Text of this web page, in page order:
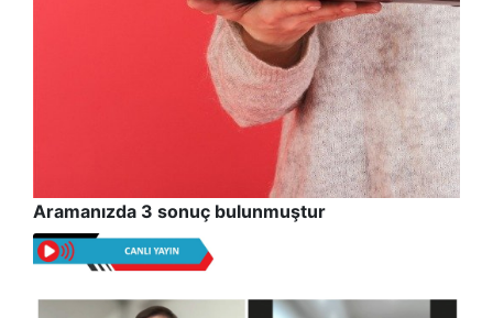
Aramanızda 3 sonuç bulunmuştur